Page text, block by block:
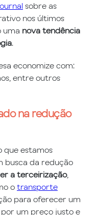
sobre as
nos últimos
uma nova tendência
.
economize com:
entre outros
na redução
que estamos
busca da redução
a terceirização,
o transporte
para oferecer um
um preço justo e